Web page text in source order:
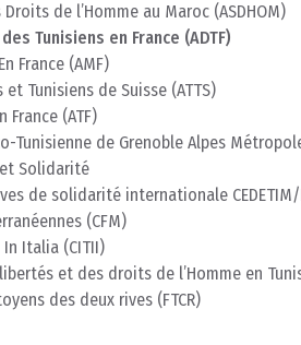
de l’Homme au Maroc (ASDHOM)
Tunisiens en France (ADTF)
France (AMF)
Tunisiens de Suisse (ATTS)
(ATF)
Tunisienne de Grenoble Alpes Métropole
Solidarité
de solidarité internationale CEDETIM/
(CFM)
Italia (CITII)
et des droits de l’Homme en
des deux rives (FTCR)